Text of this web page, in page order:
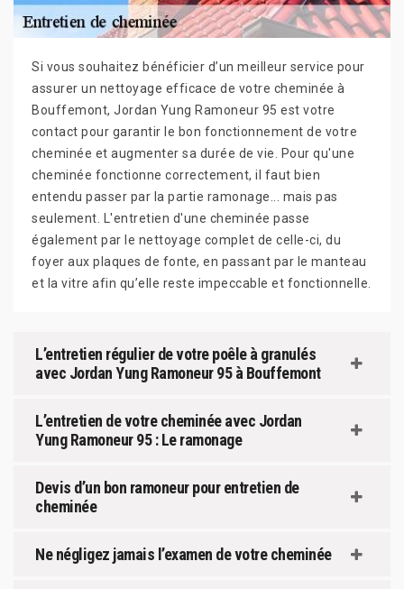
Si vous souhaitez bénéficier d’un meilleur service pour
assurer un nettoyage efficace de votre cheminée à
Bouffemont, Jordan Yung Ramoneur 95 est votre
contact pour garantir le bon fonctionnement de votre
cheminée et augmenter sa durée de vie. Pour qu'une
cheminée fonctionne correctement, il faut bien
entendu passer par la partie ramonage... mais pas
seulement. L'entretien d'une cheminée passe
également par le nettoyage complet de celle-ci, du
foyer aux plaques de fonte, en passant par le manteau
et la vitre afin qu’elle reste impeccable et fonctionnelle.
L’entretien régulier de votre poêle à granulés
avec Jordan Yung Ramoneur 95 à Bouffemont
L’entretien de votre cheminée avec Jordan
Yung Ramoneur 95 : Le ramonage
Devis d’un bon ramoneur pour entretien de
cheminée
Ne négligez jamais l’examen de votre cheminée